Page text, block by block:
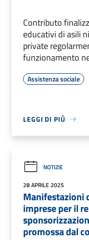
Contributo
educativi di asili
private
funzionamento
Assistenza sociale
LEGGI DI PIÙ
NOTIZIE
28 APRILE 2025
Manifestazioni
imprese per il
promossa dal